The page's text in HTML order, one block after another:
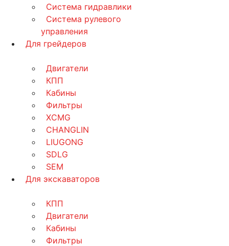
Система гидравлики
Система рулевого
управления
Для грейдеров
Двигатели
КПП
Кабины
Фильтры
XCMG
CHANGLIN
LIUGONG
SDLG
SEM
Для экскаваторов
КПП
Двигатели
Кабины
Фильтры